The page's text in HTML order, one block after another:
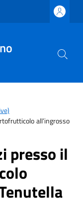
all’ingrosso
presso il